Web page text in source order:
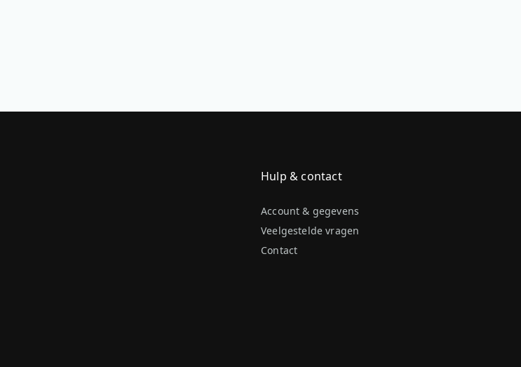
Hulp & contact
Account & gegevens
Veelgestelde vragen
Contact